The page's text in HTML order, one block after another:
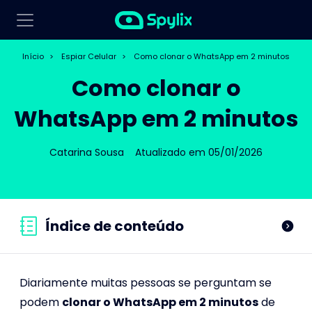
Início > Espiar Celular > Como clonar o WhatsApp em 2 minutos
Como clonar o
WhatsApp em 2 minutos
Catarina Sousa Atualizado em 05/01/2026
Índice de conteúdo
Diariamente muitas pessoas se perguntam se
podem clonar o WhatsApp em 2 minutosde